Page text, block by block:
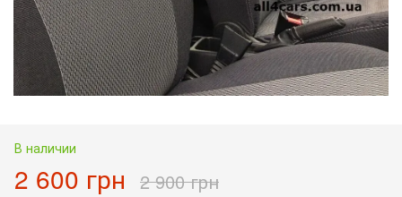
В наличии
2 600 грн 2 900 грн